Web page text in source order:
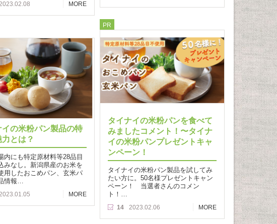
MORE
PR
タイナイの米粉パンを食べて
みましたコメント！〜タイナ
イの米粉パンプレゼントキャ
ンペーン！
タイナイの米粉パン製品を試してみ
たい方に。50名様プレゼントキャン
ペーン！ 当選者さんのコメン
ト！…
14 2023.02.06 MORE
イの米粉パン製品の特
とは？
内にも特定原材料等28品目
みなし。新潟県産のお米を
用したおこめパン、玄米パ
情報…
MORE